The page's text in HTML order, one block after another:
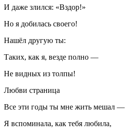
И даже злился: «Вздор!»
Но я добилась своего!
Нашёл другую ты:
Таких, как я, везде полно —
Не видных из толпы!
Любви страница
Все эти годы ты мне жить мешал —
Я вспоминала, как тебя любила,